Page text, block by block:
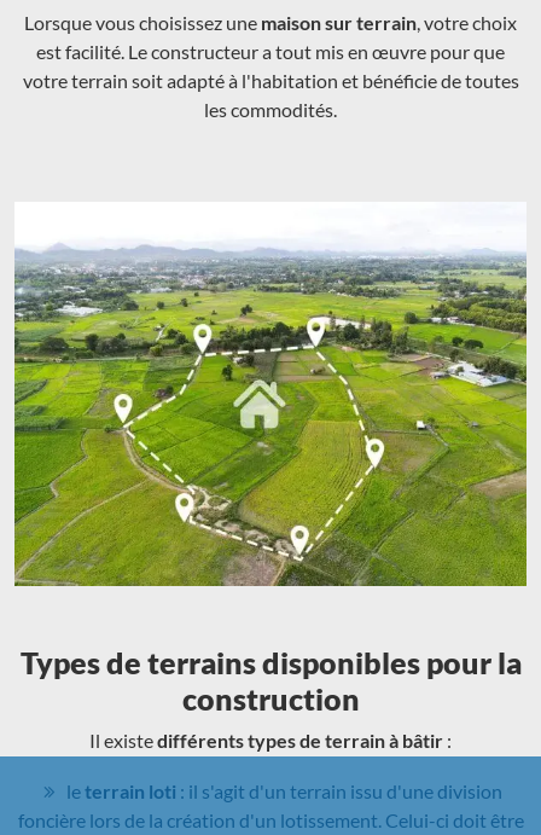
Lorsque vous choisissez une maison sur terrain , votre choix
est facilité. Le constructeur a tout mis en œuvre pour que
votre terrain soit adapté à l'habitation et bénéficie de toutes
les commodités.
Types de terrains disponibles pour la
construction
Il existedifférents types de terrain à bâtir :
leterrain loti : il s'agit d'un terrain issu d'une division
foncière lors de la création d'un lotissement. Celui-ci doit être